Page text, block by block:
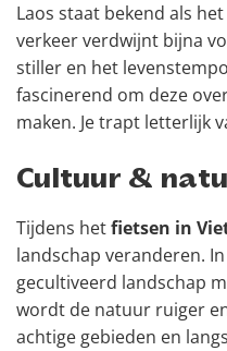
Laos staat bekend als
verkeer verdwijnt bijna
stiller en het
fascinerend om deze
maken. Je trapt letterlijk
Cultuur &
Tijdens hetfietsen in
landschap veranderen.
gecultiveerd landschap
wordt de natuur ruiger
achtige gebieden en